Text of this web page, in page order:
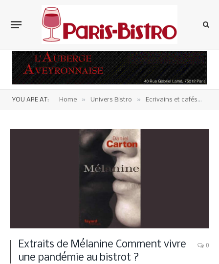
YOU ARE AT: Home » Univers Bistro » Ecrivains et cafés
Extraits de Mélanine Comment vivre
une pandémie au bistrot ?
0